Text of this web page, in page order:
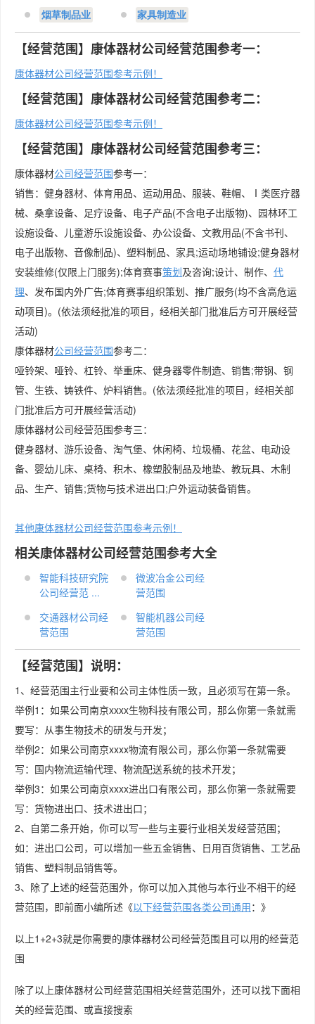
烟草制品业 家具制造业
【经营范围】康体器材公司经营范围参考一：
康体器材公司经营范围参考示例！
【经营范围】康体器材公司经营范围参考二：
康体器材公司经营范围参考示例！
【经营范围】康体器材公司经营范围参考三：
康体器材公司经营范围参考一：
销售：健身器材、体育用品、运动用品、服装、鞋帽、Ⅰ类医疗器
械、桑拿设备、足疗设备、电子产品(不含电子出版物)、园林环工
设施设备、儿童游乐设施设备、办公设备、文教用品(不含书刊、
电子出版物、音像制品)、塑料制品、家具;运动场地铺设;健身器材
安装维修(仅限上门服务);体育赛事策划及咨询;设计、制作、 代
理、发布国内外广告;体育赛事组织策划、推广服务(均不含高危运
动项目)。(依法须经批准的项目，经相关部门批准后方可开展经营
活动)
康体器材公司经营范围参考二：
哑铃架、哑铃、杠铃、举重床、健身器零件制造、销售;带钢、钢
管、生铁、铸铁件、炉料销售。(依法须经批准的项目，经相关部
门批准后方可开展经营活动)
康体器材公司经营范围参考三：
健身器材、游乐设备、淘气堡、休闲椅、垃圾桶、花盆、电动设
备、婴幼儿床、桌椅、积木、橡塑胶制品及地垫、教玩具、木制
品、生产、销售;货物与技术进出口;户外运动装备销售。
其他康体器材公司经营范围参考示例！
相关康体器材公司经营范围参考大全
智能科技研究院
公司经营范 ...
微波冶金公司经
营范围
交通器材公司经
营范围
智能机器公司经
营范围
【经营范围】说明：
1、经营范围主行业要和公司主体性质一致，且必须写在第一条。
举例1：如果公司南京xxxx生物科技有限公司，那么你第一条就需
要写：从事生物技术的研发与开发；
举例2：如果公司南京xxxx物流有限公司，那么你第一条就需要
写：国内物流运输代理、物流配送系统的技术开发；
举例3：如果公司南京xxxx进出口有限公司，那么你第一条就需要
写：货物进出口、技术进出口；
2、自第二条开始，你可以写一些与主要行业相关发经营范围；
如：进出口公司，可以增加一些五金销售、日用百货销售、工艺品
销售、塑料制品销售等。
3、除了上述的经营范围外，你可以加入其他与本行业不相干的经
营范围，即前面小编所述《以下经营范围各类公司通用：》
以上1+2+3就是你需要的康体器材公司经营范围且可以用的经营范
围
除了以上康体器材公司经营范围相关经营范围外，还可以找下面相
关的经营范围、或直接搜索